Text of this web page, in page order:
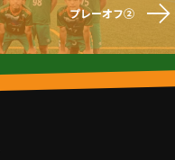
プレーオフ②